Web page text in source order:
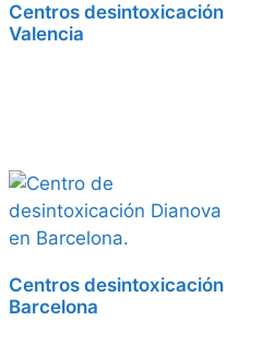
Centros desintoxicación
Valencia
Centros desintoxicación
Barcelona